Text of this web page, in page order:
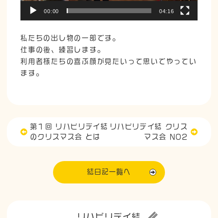
00:00 04:16
私たちの出し物の一部です。
仕事の後、練習します。
利用者様たちの喜ぶ顔が見たいって思いでやってい
ます。
第１回 リハビリデイ結
のクリスマス会 とは
リハビリデイ結 クリス
マス会 NO2
結日記一覧へ